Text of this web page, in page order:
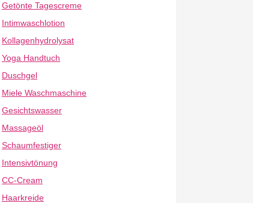
Getönte Tagescreme
Intimwaschlotion
Kollagenhydrolysat
Yoga Handtuch
Duschgel
Miele Waschmaschine
Gesichtswasser
Massageöl
Schaumfestiger
Intensivtönung
CC-Cream
Haarkreide